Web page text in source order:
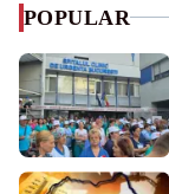
POPULAR